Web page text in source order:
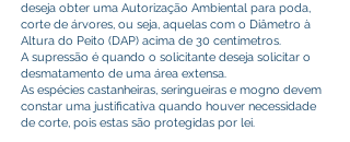
deseja obter uma Autorização Ambiental para poda,
corte de árvores, ou seja, aquelas com o Diâmetro à
Altura do Peito (DAP) acima de 30 centímetros.
A supressão é quando o solicitante deseja solicitar o
desmatamento de uma área extensa.
As espécies castanheiras, seringueiras e mogno devem
constar uma justificativa quando houver necessidade
de corte, pois estas são protegidas por lei.